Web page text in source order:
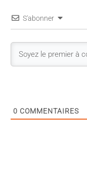
S'abonner
0 COMMENTAIRES